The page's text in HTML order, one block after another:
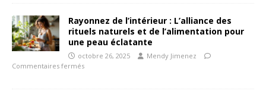
Rayonnez de l’intérieur : L’alliance des
rituels naturels et de l’alimentation pour
une peau éclatante
octobre 26, 2025
Mendy Jimenez
Commentaires fermés